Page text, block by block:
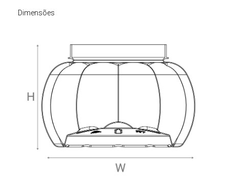
Dimensões